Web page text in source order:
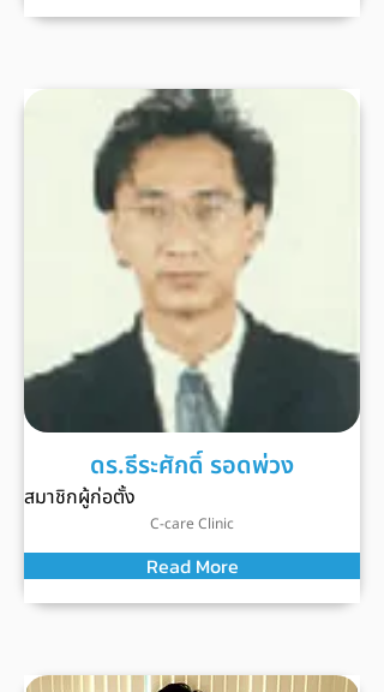
ดร.ธีระศักดิ์ รอดพ่วง
สมาชิกผู้ก่อตั้ง
C-care Clinic
Read More